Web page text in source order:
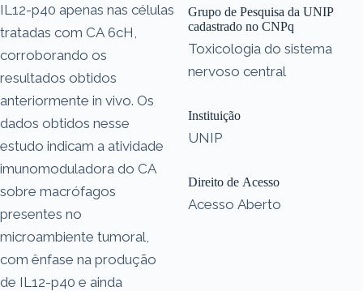
IL12-p40 apenas nas células
tratadas com CA 6cH,
corroborando os
resultados obtidos
anteriormente in vivo. Os
dados obtidos nesse
estudo indicam a atividade
imunomoduladora do CA
sobre macrófagos
presentes no
microambiente tumoral,
com ênfase na produção
de IL12-p40 e ainda
Grupo de Pesquisa da UNIP
cadastrado no CNPq
Toxicologia do sistema
nervoso central
Instituição
UNIP
Direito de Acesso
Acesso Aberto